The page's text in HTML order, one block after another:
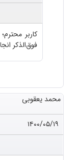
کاربر
فوق‌الذکر
محمد یعقوبی
۱۴۰۰/۰۵/۱۹